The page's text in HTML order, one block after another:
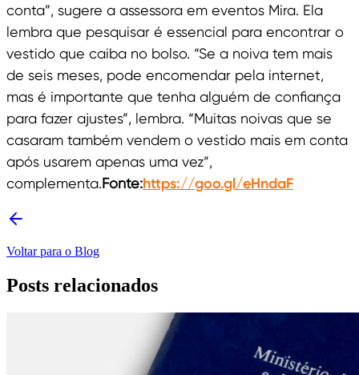
conta”, sugere a assessora em eventos Mira. Ela
lembra que pesquisar é essencial para encontrar o
vestido que caiba no bolso. “Se a noiva tem mais
de seis meses, pode encomendar pela internet,
mas é importante que tenha alguém de confiança
para fazer ajustes”, lembra. “Muitas noivas que se
casaram também vendem o vestido mais em conta
após usarem apenas uma vez”,
complementa.Fonte:https://goo.gl/eHndaF
Voltar para o Blog
Posts relacionados